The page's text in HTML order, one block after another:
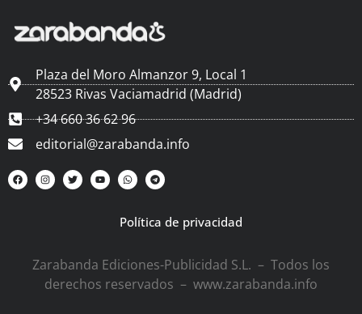
Plaza del Moro Almanzor 9, Local 1
28523 Rivas Vaciamadrid (Madrid)
+34 660 36 62 96
editorial@zarabanda.info
Política de privacidad
Zarabanda Ediciones-Publicidad S.L. – Todos los
derechos reservados – www.zarabanda.info